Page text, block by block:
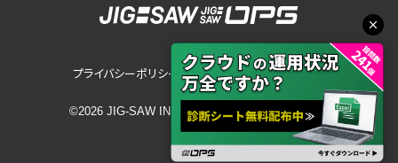
プライバシーポリシー サイトポリシー
©2026 JIG-SAW INC.